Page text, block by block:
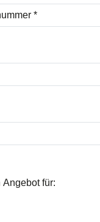
Angebot für: